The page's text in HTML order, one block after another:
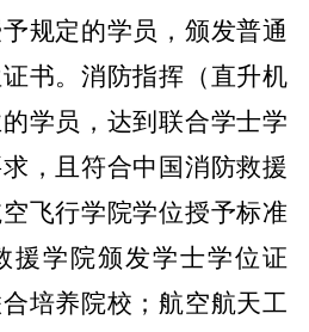
规定的学员，颁发普通
书。消防指挥（直升机
学员，达到联合学士学
，且符合中国消防救援
飞行学院学位授予标准
援学院颁发学士学位证
培养院校；航空航天工